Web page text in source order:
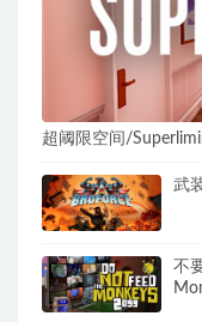
超阈限空间/
武
不